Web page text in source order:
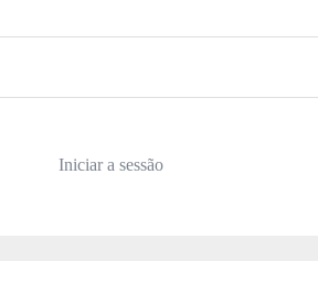
Iniciar a sessão